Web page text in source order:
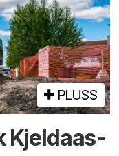
PLUSS
Kjeldaas-